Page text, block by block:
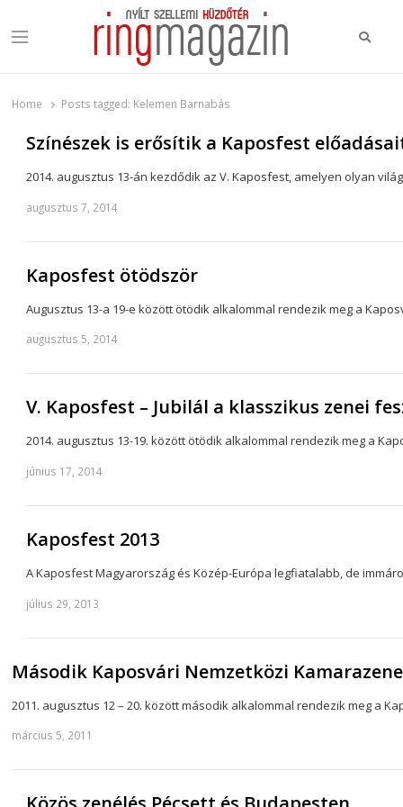
Menu
Home Posts tagged: Kelemen Barnabás
Színészek is erősítik a Kaposfest
2014. augusztus 13-án kezdődik az V. Kaposfest, amelyen olyan
augusztus 7, 2014
Kaposfest ötödször
Augusztus 13-a 19-e között ötödik alkalommal rendezik meg a
augusztus 5, 2014
V. Kaposfest – Jubilál a klasszikus zenei
2014. augusztus 13-19. között ötödik alkalommal rendezik meg a
június 17, 2014
Kaposfest 2013
A Kaposfest Magyarország és Közép-Európa legfiatalabb, de
július 29, 2013
Második Kaposvári Nemzetközi
2011. augusztus 12 – 20. között második alkalommal rendezik meg a
március 5, 2011